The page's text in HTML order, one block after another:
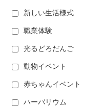
新しい生活様式
職業体験
光るどろだんご
動物イベント
赤ちゃんイベント
ハーバリウム